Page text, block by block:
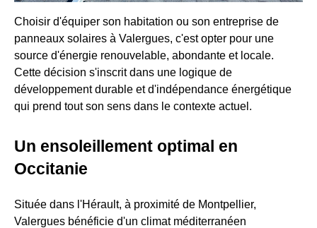
Choisir d'équiper son habitation ou son entreprise de
panneaux solaires à Valergues, c'est opter pour une
source d'énergie renouvelable, abondante et locale.
Cette décision s'inscrit dans une logique de
développement durable et d'indépendance énergétique
qui prend tout son sens dans le contexte actuel.
Un ensoleillement optimal en
Occitanie
Située dans l'Hérault, à proximité de Montpellier,
Valergues bénéficie d'un climat méditerranéen